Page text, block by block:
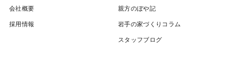
会社概要
採用情報
親方のぼや記
岩⼿の家づくりコラム
スタッフブログ